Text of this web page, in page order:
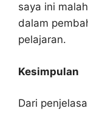
saya ini
dalam
pelajaran.
Kesimpulan
Dari